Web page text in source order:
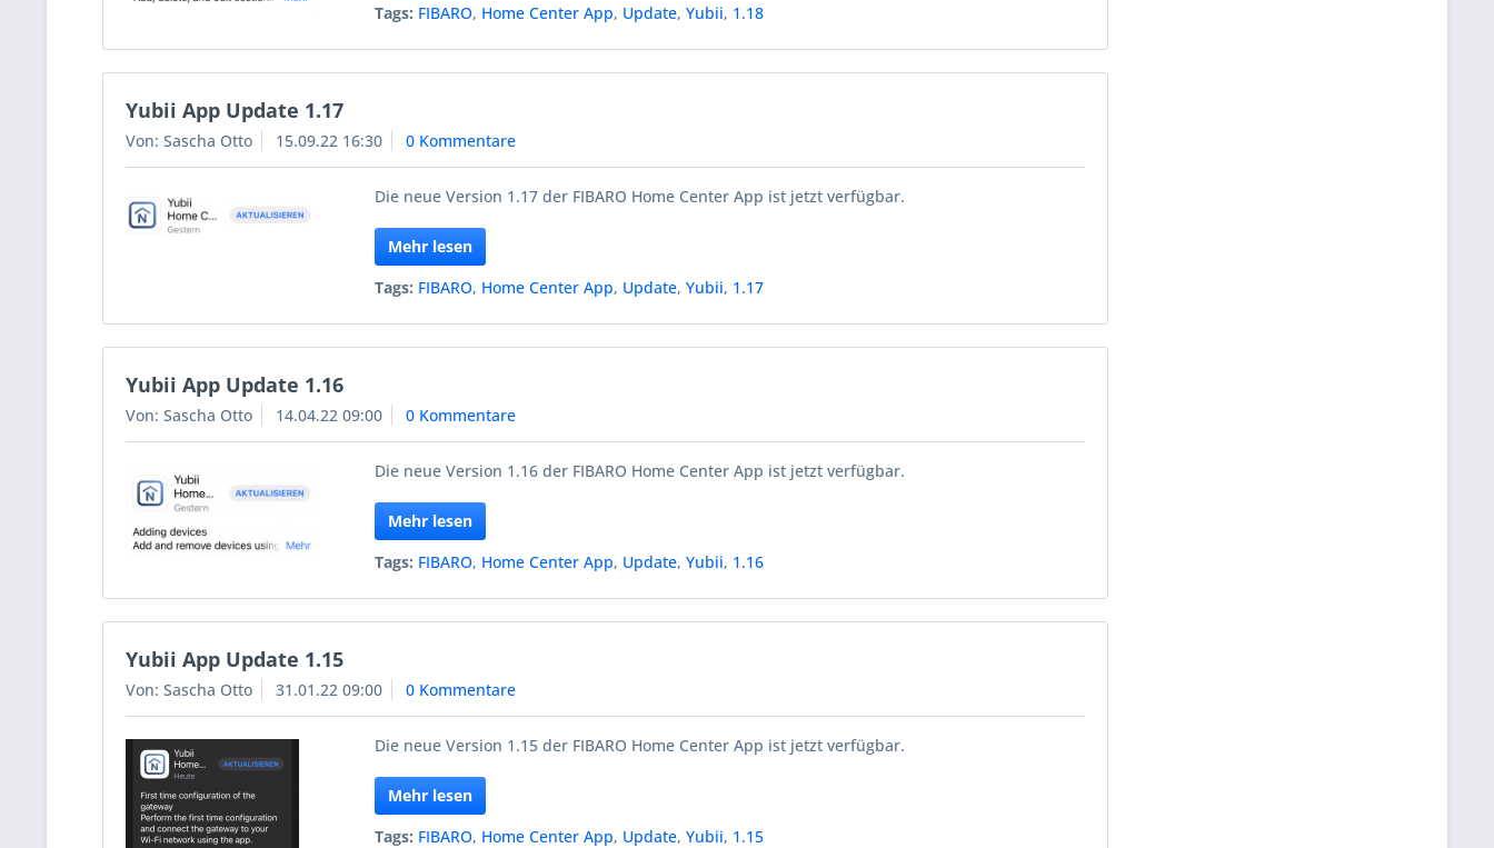
Tags: FIBARO, Home Center App, Update,Yubii, 1.18
Yubii App Update 1.17
Von: Sascha Otto 15.09.22 16:30 0 Kommentare
Die neue Version 1.17 der FIBARO Home Center App ist jetzt verfügbar.
Mehr lesen
Tags: FIBARO, Home Center App, Update,Yubii, 1.17
Yubii App Update 1.16
Von: Sascha Otto 14.04.22 09:00 0 Kommentare
Die neue Version 1.16 der FIBARO Home Center App ist jetzt verfügbar.
Mehr lesen
Tags: FIBARO, Home Center App, Update,Yubii, 1.16
Yubii App Update 1.15
Von: Sascha Otto 31.01.22 09:00 0 Kommentare
Die neue Version 1.15 der FIBARO Home Center App ist jetzt verfügbar.
Mehr lesen
Tags: FIBARO, Home Center App, Update,Yubii, 1.15